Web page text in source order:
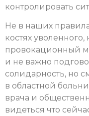
контролировать
Не в наших
костях
провокационный
и не важно
солидарность, но
в областной
врача и
видеться что